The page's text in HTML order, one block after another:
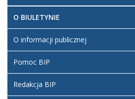
O BIULETYNIE
O informacji publicznej
Pomoc BIP
Redakcja BIP